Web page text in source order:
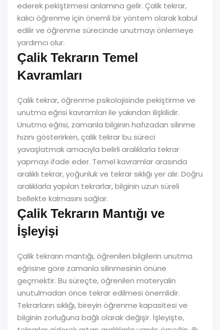
ederek pekiştirmesi anlamına gelir. Çalik tekrar,
kalıcı öğrenme için önemli bir yöntem olarak kabul
edilir ve öğrenme sürecinde unutmayı önlemeye
yardımcı olur.
Çalik Tekrarın Temel
Kavramları
Çalik tekrar, öğrenme psikolojisinde pekiştirme ve
unutma eğrisi kavramları ile yakından ilişkilidir.
Unutma eğrisi, zamanla bilginin hafızadan silinme
hızını gösterirken, çalik tekrar bu süreci
yavaşlatmak amacıyla belirli aralıklarla tekrar
yapmayı ifade eder. Temel kavramlar arasında
aralıklı tekrar, yoğunluk ve tekrar sıklığı yer alır. Doğru
aralıklarla yapılan tekrarlar, bilginin uzun süreli
bellekte kalmasını sağlar.
Çalik Tekrarın Mantığı ve
İşleyişi
Çalik tekrarın mantığı, öğrenilen bilgilerin unutma
eğrisine göre zamanla silinmesinin önüne
geçmektir. Bu süreçte, öğrenilen materyalin
unutulmadan önce tekrar edilmesi önemlidir.
Tekrarların sıklığı, bireyin öğrenme kapasitesi ve
bilginin zorluğuna bağlı olarak değişir. İşleyişte,